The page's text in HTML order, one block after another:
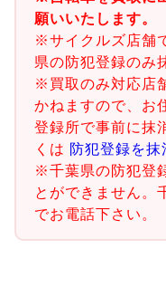
願いいたします。
※サイクルズ店舗
県の防犯登録のみ
※買取のみ対応店
かねますので、お
登録所で事前に抹
くは 防犯登録を抹
※千葉県の防犯登
とができません。
でお電話下さい。